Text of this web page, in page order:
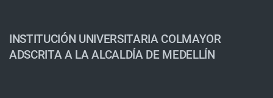
INSTITUCIÓN UNIVERSITARIA COLMAYOR
ADSCRITA A LA ALCALDÍA DE MEDELLÍN